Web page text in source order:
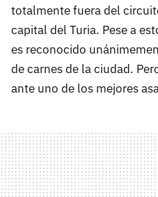
totalmente fuera del
capital del Turia. Pese a
es reconocido
de carnes de la ciudad.
ante uno de los mejores